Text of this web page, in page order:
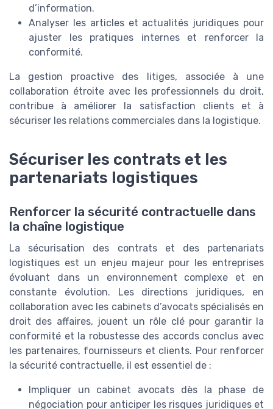
d’information.
Analyser les articles et actualités juridiques pour
ajuster les pratiques internes et renforcer la
conformité.
La gestion proactive des litiges, associée à une
collaboration étroite avec les professionnels du droit,
contribue à améliorer la satisfaction clients et à
sécuriser les relations commerciales dans la logistique.
Sécuriser les contrats et les
partenariats logistiques
Renforcer la sécurité contractuelle dans
la chaîne logistique
La sécurisation des contrats et des partenariats
logistiques est un enjeu majeur pour les entreprises
évoluant dans un environnement complexe et en
constante évolution. Les directions juridiques, en
collaboration avec les cabinets d’avocats spécialisés en
droit des affaires, jouent un rôle clé pour garantir la
conformité et la robustesse des accords conclus avec
les partenaires, fournisseurs et clients. Pour renforcer
la sécurité contractuelle, il est essentiel de :
Impliquer un cabinet avocats dès la phase de
négociation pour anticiper les risques juridiques et